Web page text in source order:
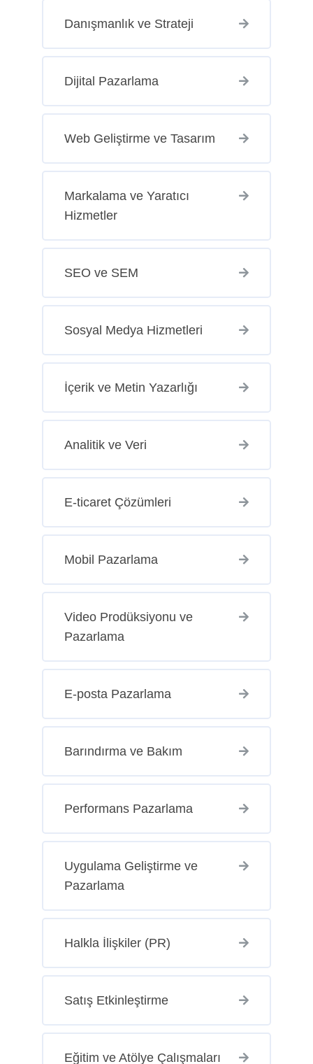
Danışmanlık ve Strateji
Dijital Pazarlama
Web Geliştirme ve Tasarım
Markalama ve Yaratıcı
Hizmetler
SEO ve SEM
Sosyal Medya Hizmetleri
İçerik ve Metin Yazarlığı
Analitik ve Veri
E-ticaret Çözümleri
Mobil Pazarlama
Video Prodüksiyonu ve
Pazarlama
E-posta Pazarlama
Barındırma ve Bakım
Performans Pazarlama
Uygulama Geliştirme ve
Pazarlama
Halkla İlişkiler (PR)
Satış Etkinleştirme
Eğitim ve Atölye Çalışmaları